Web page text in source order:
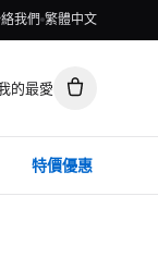
我們 繁體中文
的最愛
特價優惠